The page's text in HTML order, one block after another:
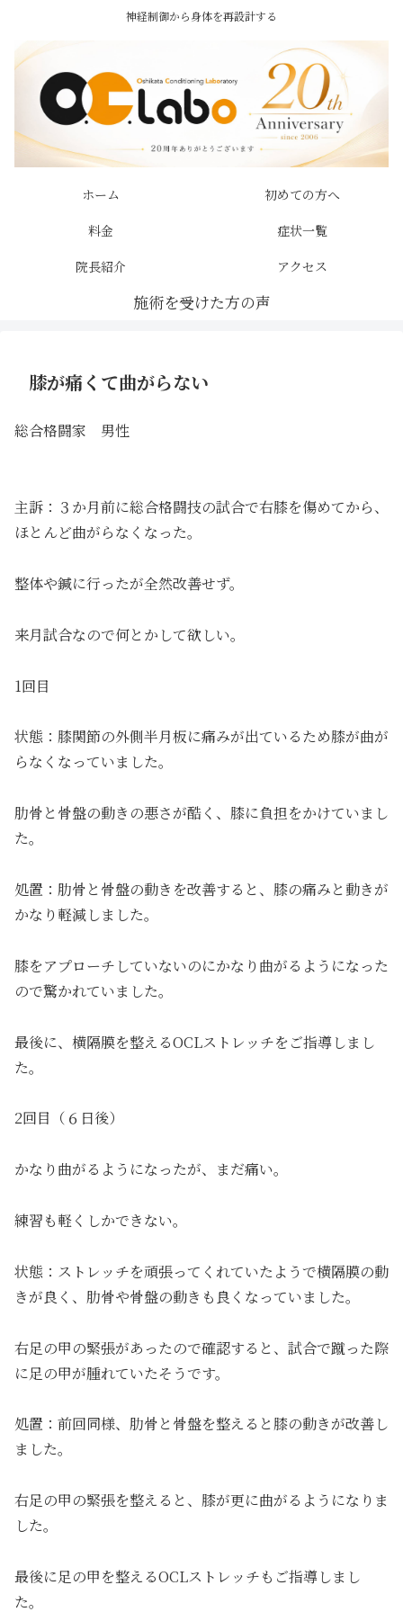
神経制御から身体を再設計する
ホーム
初めての方へ
料金
症状一覧
院長紹介
アクセス
膝が痛くて曲がらない
総合格闘家 男性
主訴：３か月前に総合格闘技の試合で右膝を傷めてから、
ほとんど曲がらなくなった。
整体や鍼に行ったが全然改善せず。
来月試合なので何とかして欲しい。
1回目
状態：膝関節の外側半月板に痛みが出ているため膝が曲が
らなくなっていました。
肋骨と骨盤の動きの悪さが酷く、膝に負担をかけていまし
た。
処置：肋骨と骨盤の動きを改善すると、膝の痛みと動きが
かなり軽減しました。
膝をアプローチしていないのにかなり曲がるようになった
ので驚かれていました。
最後に、横隔膜を整えるOCLストレッチをご指導しまし
た。
2回目（６日後）
かなり曲がるようになったが、まだ痛い。
練習も軽くしかできない。
状態：ストレッチを頑張ってくれていたようで横隔膜の動
きが良く、肋骨や骨盤の動きも良くなっていました。
右足の甲の緊張があったので確認すると、試合で蹴った際
に足の甲が腫れていたそうです。
処置：前回同様、肋骨と骨盤を整えると膝の動きが改善し
ました。
右足の甲の緊張を整えると、膝が更に曲がるようになりま
した。
最後に足の甲を整えるOCLストレッチもご指導しまし
た。